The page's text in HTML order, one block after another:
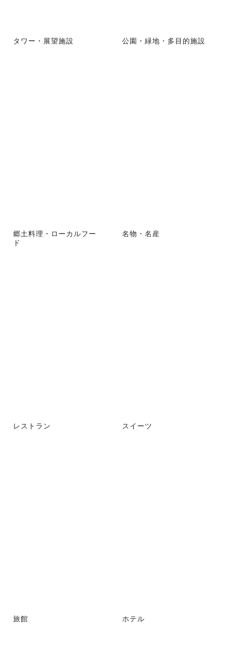
タワー・展望施設 公園・緑地・多目的施設
郷土料理・ローカルフー
ド
名物・名産
レストラン スイーツ
旅館 ホテル